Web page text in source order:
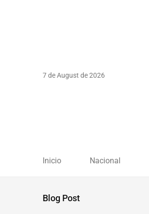
7 de August de 2026
Inicio Nacional
Blog Post